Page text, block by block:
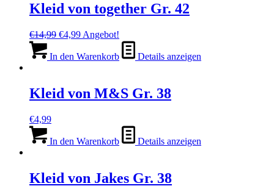
Kleid von together Gr. 42
€14,99 Ursprünglicher
war:
€4,99Aktueller
ist:
Angebot!
In den Warenkorb Details anzeigen
Kleid von M&S Gr. 38
€4,99
In den Warenkorb Details anzeigen
Kleid von Jakes Gr. 38